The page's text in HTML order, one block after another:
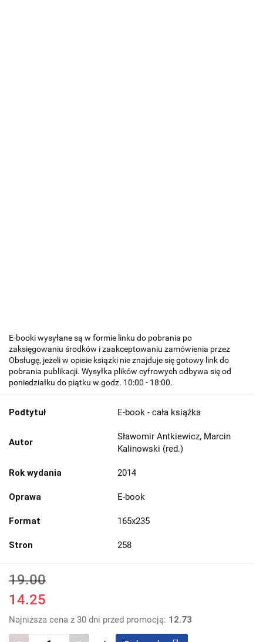
E-booki wysyłane są w formie linku do pobrania po
zaksięgowaniu środków i zaakceptowaniu zamówienia przez
Obsługę, jeżeli w opisie książki nie znajduje się gotowy link do
pobrania publikacji. Wysyłka plików cyfrowych odbywa się od
poniedziałku do piątku w godz. 10:00 - 18:00.
Podtytuł E-book - cała książka
Autor
Sławomir Antkiewicz, Marcin
Kalinowski (red.)
Rok wydania 2014
Oprawa E-book
Format 165x235
Stron 258
19.00
14.25
Najniższa cena z 30 dni przed promocją: 12.73